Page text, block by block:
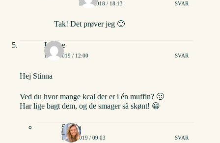
12/02/2018 / 18:13 SVAR
Tak! Det prøver jeg 🙂
Louise
16/03/2019 / 12:00 SVAR
Hej Stinna
Ved du hvor mange kcal der er i én muffin? 🙂
Har lige bagt dem, og de smager så skønt! 😀
Stinna
17/03/2019 / 09:03 SVAR